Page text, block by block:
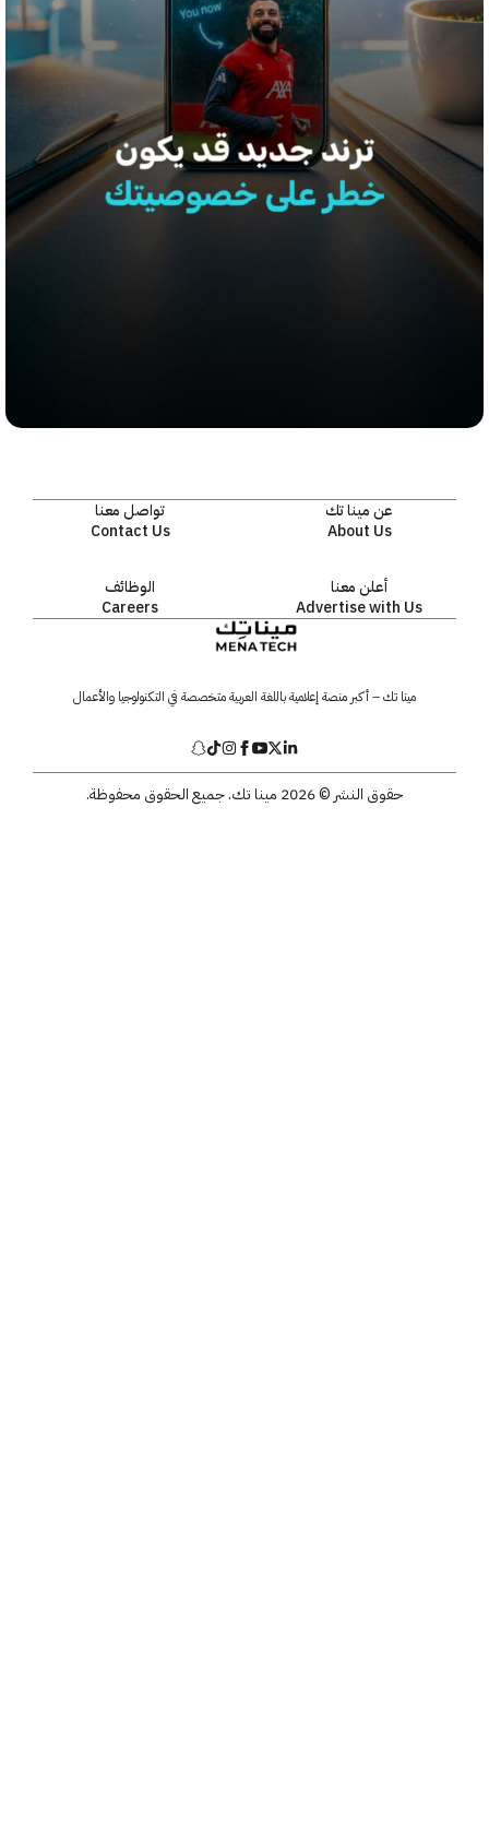
عن مينا تك
About Us
تواصل معنا
Contact Us
أعلن معنا
Advertise with Us
الوظائف
Careers
مينا تك – أكبر منصة إعلامية باللغة العربية متخصصة في التكنولوجيا والأعمال
حقوق النشر © 2026 مينا تك. جميع الحقوق محفوظة.